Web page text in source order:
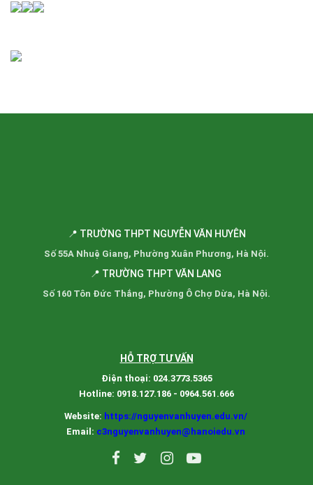
📍 TRƯỜNG THPT NGUYỄN VĂN HUYÊN
Số 55A Nhuệ Giang, Phường Xuân Phương, Hà Nội.
📍 TRƯỜNG THPT VĂN LANG
Số 160 Tôn Đức Thắng, Phường Ô Chợ Dừa, Hà Nội.
HỖ TRỢ TƯ VẤN
Điện thoại: 024.3773.5365
Hotline: 0918.127.186 - 0964.561.666
Website: https://nguyenvanhuyen.edu.vn/
Email: c3nguyenvanhuyen@hanoiedu.vn